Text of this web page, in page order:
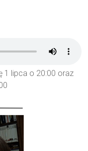
1 lipca o 20:00 oraz